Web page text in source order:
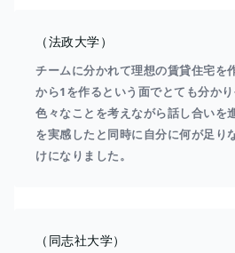
（法政大学）
チームに分かれて理想の賃貸住宅を
から1を作るという面でとても分かり
色々なことを考えながら話し合いを
を実感したと同時に自分に何が足り
けになりました。
（同志社大学）